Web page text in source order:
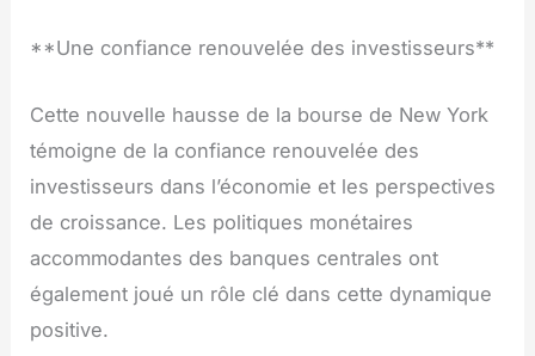
**Une confiance renouvelée des investisseurs**
Cette nouvelle hausse de la bourse de New York
témoigne de la confiance renouvelée des
investisseurs dans l’économie et les perspectives
de croissance. Les politiques monétaires
accommodantes des banques centrales ont
également joué un rôle clé dans cette dynamique
positive.